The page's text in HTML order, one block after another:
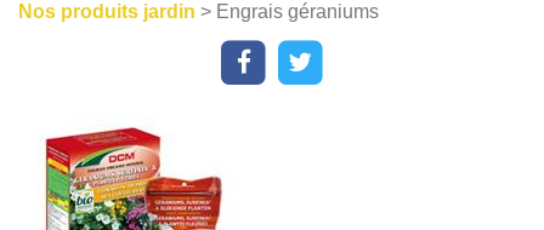
Nos produits jardin > Engrais géraniums